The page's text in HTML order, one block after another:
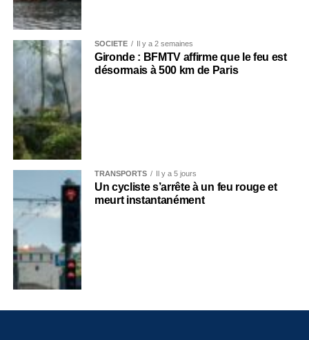
SOCIÉTÉ Il y a 2 semaines
Gironde : BFMTV affirme que le feu est
désormais à 500 km de Paris
TRANSPORTS Il y a 5 jours
Un cycliste s’arrête à un feu rouge et
meurt instantanément